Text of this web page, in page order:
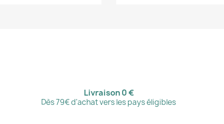
Livraison 0 €
Dès 79€ d'achat vers les pays éligibles